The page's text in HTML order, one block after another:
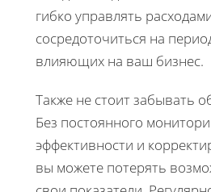
гибко управлять
сосредоточиться на
влияющих на ваш бизнес.
Также не стоит забывать
Без постоянного
эффективности и
вы можете потерять